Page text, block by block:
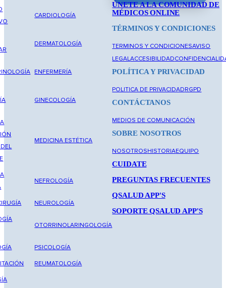
CARDIOLOGÍA
DERMATOLOGÍA
ENFERMERÍA
GINECOLOGÍA
MEDICINA ESTÉTICA
NEFROLOGÍA
NEUROLOGÍA
OTORRINOLARINGOLOGÍA
PSICOLOGÍA
REUMATOLOGÍA
ÚNETE A LA COMUNIDAD DE
MÉDICOS ONLINE
TÉRMINOS Y CONDICIONES
TERMINOS Y CONDICIONESAVISO
LEGALACCESIBILIDAD
POLÍTICA Y PRIVACIDAD
POLITICA DE PRIVACIDADRGPD
CONTÁCTANOS
MEDIOS DE COMUNICACIÓN
SOBRE NOSOTROS
NOSOTROSHISTORIAEQUIPO
CUIDATE
PREGUNTAS FRECUENTES
QSALUD APP'S
SOPORTE QSALUD APP'S